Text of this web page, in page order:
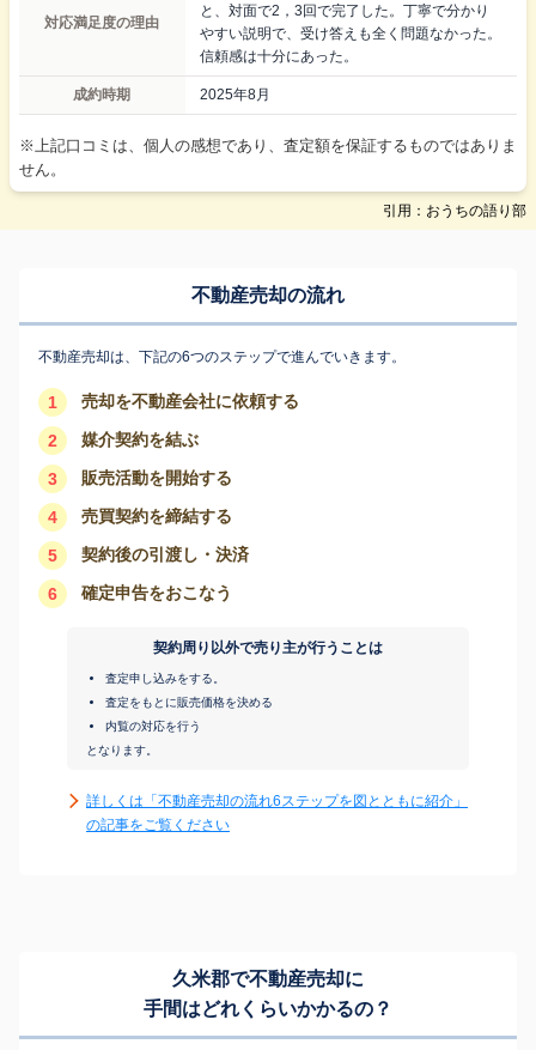
対応満足度の理由
と、対面で2，3回で完了した。丁寧で分かり
やすい説明で、受け答えも全く問題なかった。
信頼感は十分にあった。
成約時期 2025年8月
※上記口コミは、個人の感想であり、査定額を保証するものではありま
せん。
引用：おうちの語り部
不動産売却の流れ
不動産売却は、下記の6つのステップで進んでいきます。
1 売却を不動産会社に依頼する
2 媒介契約を結ぶ
3 販売活動を開始する
4 売買契約を締結する
5 契約後の引渡し・決済
6 確定申告をおこなう
契約周り以外で売り主が行うことは
査定申し込みをする。
査定をもとに販売価格を決める
内覧の対応を行う
となります。
詳しくは「不動産売却の流れ6ステップを図とともに紹介」
の記事をご覧ください
久米郡で不動産売却に
手間はどれくらいかかるの？